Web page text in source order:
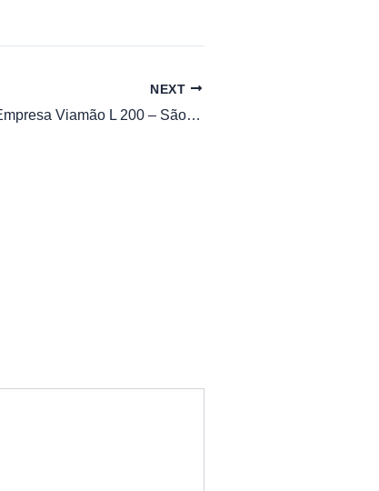
NEXT
Horario de Ônibus Empresa Viamão L 200 – São Tomé Viamão